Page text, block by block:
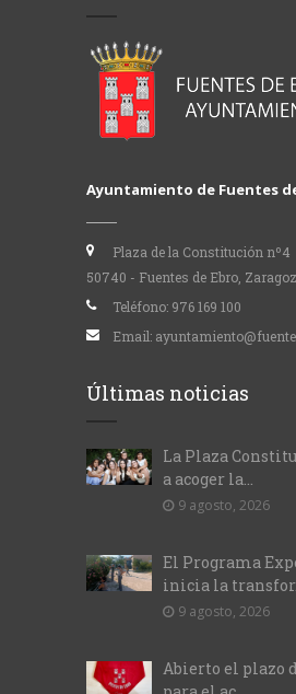
Ayuntamiento de Fuentes
Plaza de la Constitución nº4
50740 - Fuentes de Ebro,
Teléfono: 976 169 100
Email:
Últimas noticias
La Plaza
a acoger la...
9 agosto, 2026
El Programa
inicia la transfor...
9 agosto, 2026
Abierto el plazo